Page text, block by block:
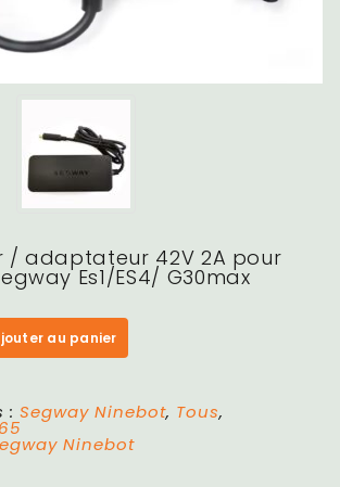
/ adaptateur 42V 2A pour
Es1/ES4/ G30max
au panier
: Segway Ninebot, Tous,
Ninebot